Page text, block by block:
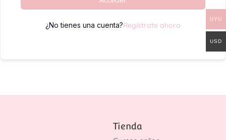
¿No tienes una cuenta?Regístrate ahora
Tienda
UYU
USD